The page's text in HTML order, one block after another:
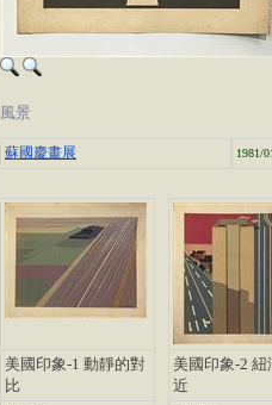
風景
蘇國慶畫展 1981/
美國印象-1 動靜的對
比
美國印象-2 紐
近